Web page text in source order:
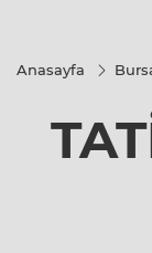
Anasayfa